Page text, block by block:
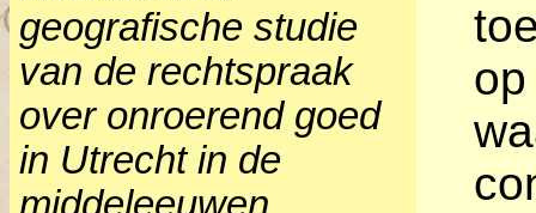
geografische studie
van de rechtspraak
over onroerend goed
in Utrecht in de